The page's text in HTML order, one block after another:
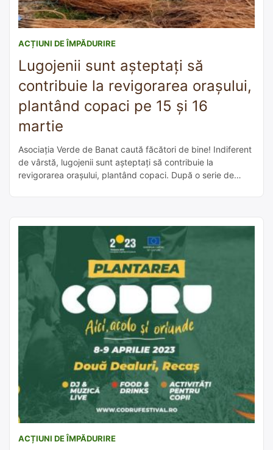
ACȚIUNI DE ÎMPĂDURIRE
Lugojenii sunt așteptați să
contribuie la revigorarea orașului,
plantând copaci pe 15 și 16
martie
Asociația Verde de Banat caută făcători de bine! Indiferent
de vârstă, lugojenii sunt așteptați să contribuie la
revigorarea orașului, plantând copaci. După o serie de
martie, și joi, 16 martie, […]
ACȚIUNI DE ÎMPĂDURIRE